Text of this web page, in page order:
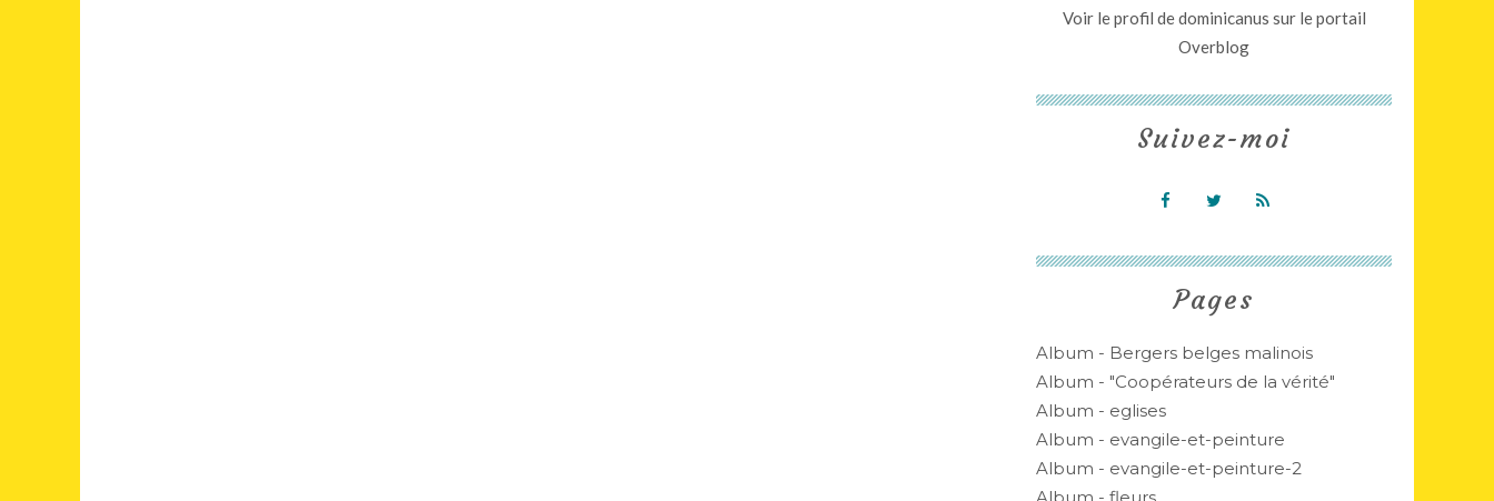
Pages
Album - Bergers belges malinois
Album - "Coopérateurs de la vérité"
Album - eglises
Album - evangile-et-peinture
Album - evangile-et-peinture-2
Voir le profil dedominicanus sur le portail
Overblog
Suivez-moi